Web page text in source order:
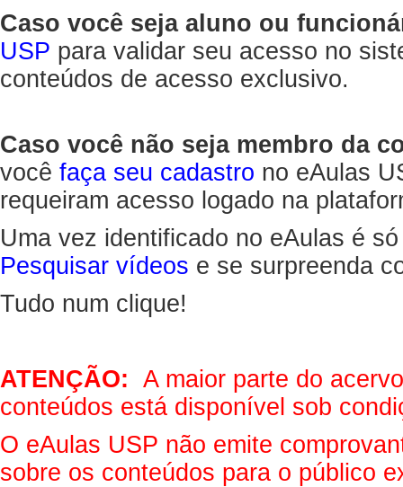
Caso você seja aluno ou
USP para validar seu acesso no
conteúdos de acesso exclusivo.
Caso você não seja membro da
você faça seu cadastro no eAulas
requeiram acesso logado na
Uma vez identificado no eAulas é
Pesquisar vídeos e se surpreenda
Tudo num clique!
ATENÇÃO: A maior parte do
conteúdos está disponível sob
O eAulas USP não emite
sobre os conteúdos para o público